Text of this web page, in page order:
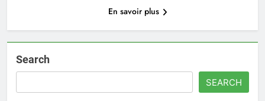
En savoir plus
Search
SEARCH